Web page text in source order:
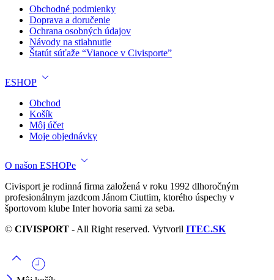
Obchodné podmienky
Doprava a doručenie
Ochrana osobných údajov
Návody na stiahnutie
Štatút súťaže “Vianoce v Civisporte”
ESHOP
Obchod
Košík
Môj účet
Moje objednávky
O našon ESHOPe
Civisport je rodinná firma založená v roku 1992 dlhoročným
profesionálnym jazdcom Jánom Ciuttim, ktorého úspechy v
športovom klube Inter hovoria sami za seba.
© CIVISPORT - All Right reserved. Vytvoril ITEC.SK